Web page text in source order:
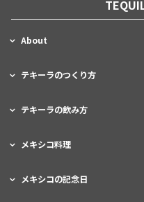
About
テキーラのつくり方
テキーラの飲み方
メキシコ料理
メキシコの記念日